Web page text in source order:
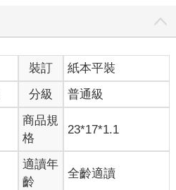
裝訂
紙本平裝
分級 普通級
商品規
格
23*17*1.1
適讀年
齡
全齡適讀